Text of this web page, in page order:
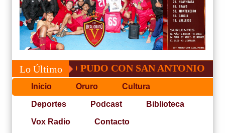
Lo Último
NO PUDO CON SAN ANTONIO
Inicio Oruro Cultura
Deportes Podcast Biblioteca
Vox Radio Contacto